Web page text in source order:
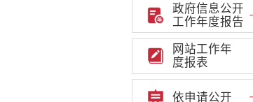
环保信息
价格和收费
就业创业
政策文件及人社信息
就业供求信息
文化、旅游
政府信息公开
工作年度报告
网站工作年
度报表
依申请公开